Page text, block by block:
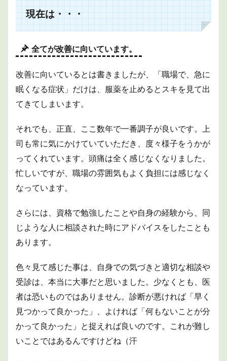
現在は・・・
全てが改善に向いています。
改善に向いているとは書きましたが、「職場で、急に
眠くなる症状」だけは、服薬を止めるとスキを見て出
てきてしまいます。
それでも、正直、ここ数年で一番調子が良いです。上
司も常に気にかけていていただき、度々様子をうかが
ってくれています。頭痛は全く感じなくなりました。
忙しいですが、職場の雰囲気もよく負担には感じなく
なっています。
さらには、資格で勉強したことや自身の経験から、同
じような人に相談された時にアドバイスをしたことも
あります。
色々見て感じた事は、自身での気づきと適切な相談や
受診は、本当に大事だと思いました。少なくとも、医
者は恐いものではありません。診断が悪ければ「早く
見つかって良かった」、よければ「何もないことが分
かって良かった」と捉えれば良いのです。これが難し
いことではあるんですけどね（汗